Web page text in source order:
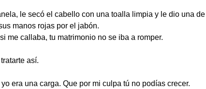
le secó el cabello con una toalla limpia y le dio una
manos rojas por el jabón.
callaba, tu matrimonio no se iba a romper.
así.
era una carga. Que por mi culpa tú no podías crecer.